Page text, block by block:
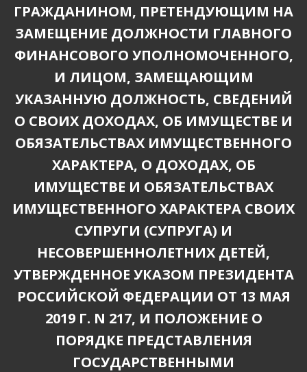
ГРАЖДАНИНОМ, ПРЕТЕНДУЮЩИМ НА
ЗАМЕЩЕНИЕ ДОЛЖНОСТИ ГЛАВНОГО
ФИНАНСОВОГО УПОЛНОМОЧЕННОГО,
И ЛИЦОМ, ЗАМЕЩАЮЩИМ
УКАЗАННУЮ ДОЛЖНОСТЬ, СВЕДЕНИЙ
О СВОИХ ДОХОДАХ, ОБ ИМУЩЕСТВЕ И
ОБЯЗАТЕЛЬСТВАХ ИМУЩЕСТВЕННОГО
ХАРАКТЕРА, О ДОХОДАХ, ОБ
ИМУЩЕСТВЕ И ОБЯЗАТЕЛЬСТВАХ
ИМУЩЕСТВЕННОГО ХАРАКТЕРА СВОИХ
СУПРУГИ (СУПРУГА) И
НЕСОВЕРШЕННОЛЕТНИХ ДЕТЕЙ,
УТВЕРЖДЕННОЕ УКАЗОМ ПРЕЗИДЕНТА
РОССИЙСКОЙ ФЕДЕРАЦИИ ОТ 13 МАЯ
2019 Г. N 217, И ПОЛОЖЕНИЕ О
ПОРЯДКЕ ПРЕДСТАВЛЕНИЯ
ГОСУДАРСТВЕННЫМИ